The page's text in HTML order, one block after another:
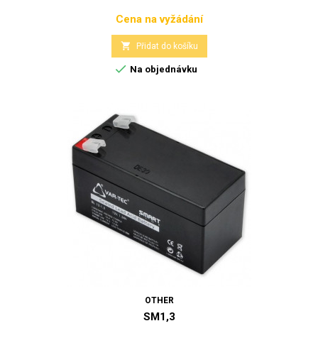
Cena
Cena na vyžádání
 Přidat do košíku
 Na objednávku
OTHER
SM1,3